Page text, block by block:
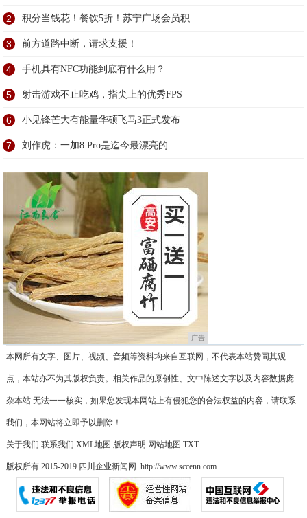
2 积分当钱花！餐饮5折！苏宁广场会员积
3 前方道路中断，请求支援！
4 手机具有NFC功能到底有什么用？
5 射击游戏不止吃鸡，指尖上的优秀FPS
6 小见锋芒大有能量华硕飞马3正式发布
7 刘作虎：一加8 Pro是迄今最漂亮的
广告
本网所有文字、图片、视频、音频等资料均来自互联网，不代表本站赞同其观
点，本站亦不为其版权负责。相关作品的原创性、文中陈述文字以及内容数据庞
杂本站 无法一一核实，如果您发现本网站上有侵犯您的合法权益的内容，请联系
我们，本网站将立即予以删除！
关于我们 联系我们 XML地图 版权声明 网站地图 TXT
版权所有 2015-2019 四川企业新闻网 http://www.sccenn.com